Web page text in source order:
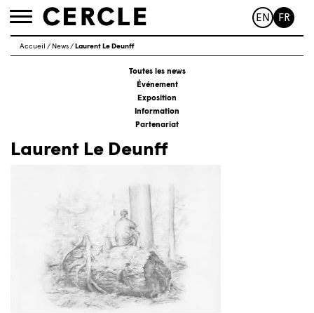
Toggle
EN FR
Accueil / News/ Laurent Le Deunff
Toutes les news
Événement
Exposition
Information
Partenariat
Laurent Le Deunff